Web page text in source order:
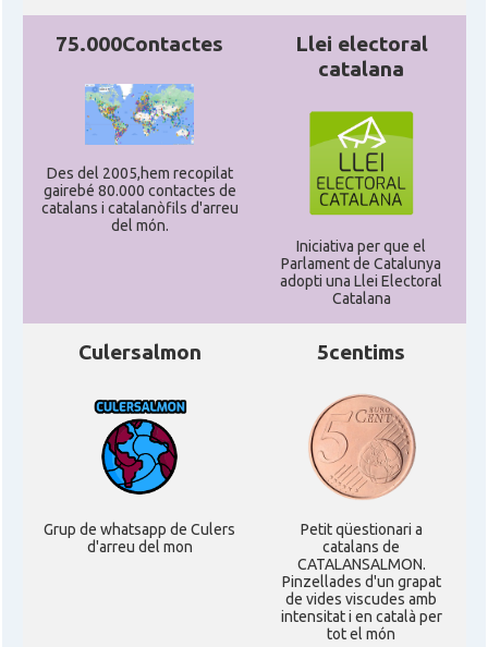
Consolat Consolat general a San Francisco
Consolat general a Washington
Ambaixada
Ambaixada espanyola a Estats Units
* + ambaixades i consolats
75.000Contactes
Des del 2005,hem recopilat
gairebé 80.000 contactes de
catalans i catalanòfils d'arreu
del món.
Llei electoral
catalana
Iniciativa per que el
Parlament de Catalunya
adopti una Llei Electoral
Catalana
Culersalmon
Grup de whatsapp de Culers
d'arreu del mon
5centims
Petit qüestionari a
catalans de
CATALANSALMON.
Pinzellades d'un grapat
de vides viscudes amb
intensitat i en català per
tot el món